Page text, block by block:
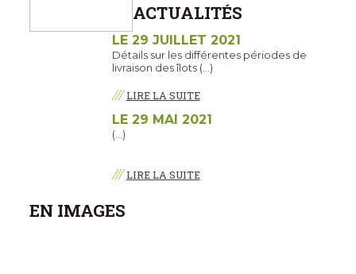
ACTUALITÉS
LE 29 JUILLET 2021
Détails sur les différentes périodes de
livraison des îlots (…)
/// LIRE LA SUITE
LE 29 MAI 2021
(…)
/// LIRE LA SUITE
EN IMAGES